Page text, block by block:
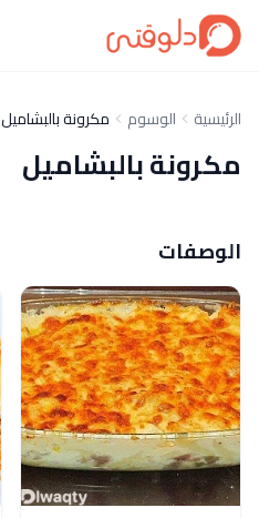
الرئيسية الوسوم مكرونة بالبشاميل
مكرونة بالبشاميل
الوصفات